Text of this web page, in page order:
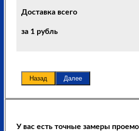
Доставка всего
за 1 рубль
Назад Далее
У вас есть точные замеры